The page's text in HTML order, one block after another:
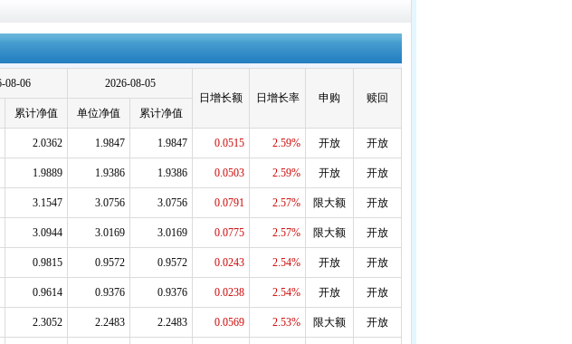
08-06
2026-08-05
日增长额
日增长率 申购
赎回
累计净值 单位净值 累计净值
2.0362 1.9847 1.9847 0.0515 2.59% 开放 开放
1.9889 1.9386 1.9386 0.0503 2.59% 开放 开放
3.1547 3.0756 3.0756 0.0791 2.57% 限大额 开放
3.0944 3.0169 3.0169 0.0775 2.57% 限大额 开放
0.9815 0.9572 0.9572 0.0243 2.54% 开放 开放
0.9614 0.9376 0.9376 0.0238 2.54% 开放 开放
2.3052 2.2483 2.2483 0.0569 2.53% 限大额 开放